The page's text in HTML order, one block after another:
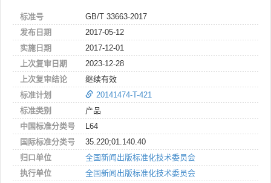
标准号
GB/T 33663-2017
发布日期
2017-05-12
实施日期
2017-12-01
上次复审日期
2023-12-28
上次复审结论
继续有效
标准计划
20141474-T-421
标准类别
产品
中国标准分类号
L64
国际标准分类号
35.220;01.140.40
归口单位
全国新闻出版标准化技术委员会
执行单位
全国新闻出版标准化技术委员会